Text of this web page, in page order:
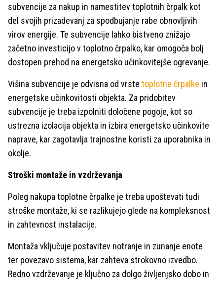
subvencije za nakup in namestitev toplotnih črpalk kot
del svojih prizadevanj za spodbujanje rabe obnovljivih
virov energije. Te subvencije lahko bistveno znižajo
začetno investicijo v toplotno črpalko, kar omogoča bolj
dostopen prehod na energetsko učinkovitejše ogrevanje.
Višina subvencije je odvisna od vrste toplotne črpalke in
energetske učinkovitosti objekta. Za pridobitev
subvencije je treba izpolniti določene pogoje, kot so
ustrezna izolacija objekta in izbira energetsko učinkovite
naprave, kar zagotavlja trajnostne koristi za uporabnika in
okolje.
Stroški montaže in vzdrževanja
Poleg nakupa toplotne črpalke je treba upoštevati tudi
stroške montaže, ki se razlikujejo glede na kompleksnost
in zahtevnost instalacije.
Montaža vključuje postavitev notranje in zunanje enote
ter povezavo sistema, kar zahteva strokovno izvedbo.
Redno vzdrževanje je ključno za dolgo življenjsko dobo in